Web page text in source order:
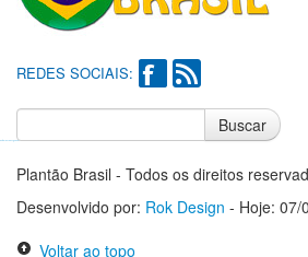
REDES SOCIAIS:
Buscar
Plantão Brasil - Todos os direitos
Desenvolvido por: Rok Design - Hoje: 07/
Voltar ao topo